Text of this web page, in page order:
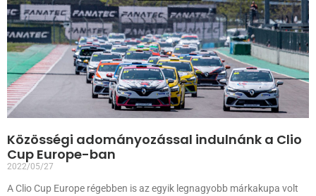
Közösségi adományozással indulnánk a Clio
Cup Europe-ban
2022/05/27
A Clio Cup Europe régebben is az egyik legnagyobb márkakupa volt